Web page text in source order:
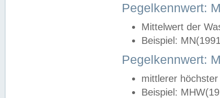
Pegelkennwert:
Mittelwert der
Beispiel:
Pegelkennwert:
mittlerer
Beispiel: